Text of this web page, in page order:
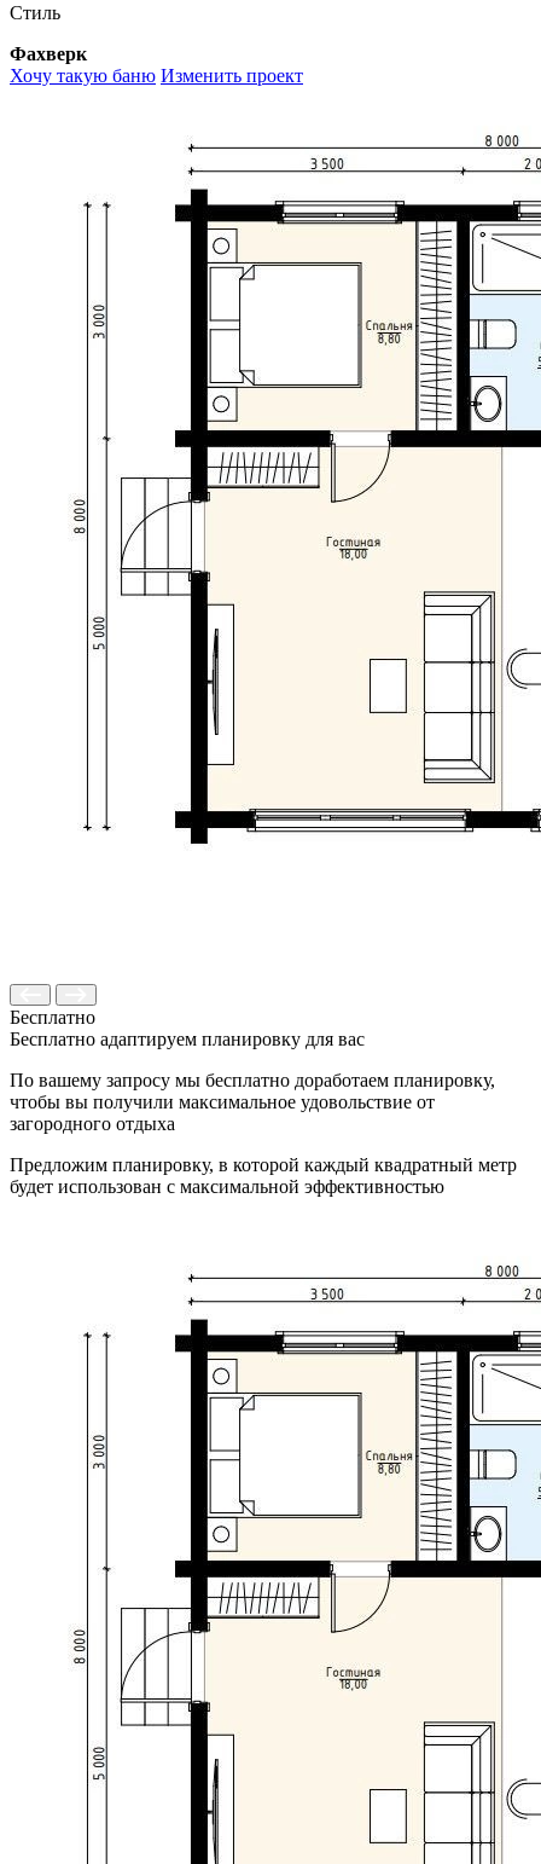
Стиль
Фахверк
Хочу такую баню Изменить проект
Бесплатно
Бесплатно адаптируем планировку для вас
По вашему запросу мы бесплатно доработаем планировку,
чтобы вы получили максимальное удовольствие от
загородного отдыха
Предложим планировку, в которой каждый квадратный метр
будет использован с максимальной эффективностью